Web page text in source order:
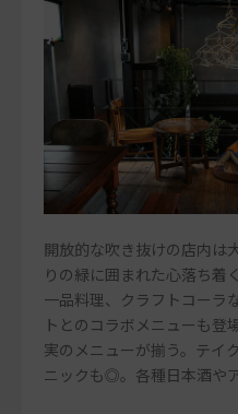
開放的な吹き抜けの店内は
りの緑に囲まれた心落ち着
一品料理、クラフトコーラ
トとのコラボメニューも登
実のメニューが揃う。テイ
ニックも◎。各種日本酒や